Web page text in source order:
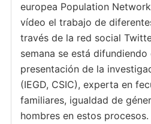
europea Population
vídeo el trabajo de
través de la red social
semana se está
presentación de la
(IEGD, CSIC), experta en
familiares, igualdad de
hombres en estos procesos.